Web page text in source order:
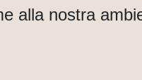
alla nostra